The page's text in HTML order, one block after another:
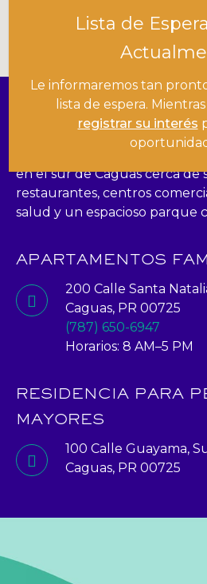
UBICACIÓN
en el sur de Caguas cerca de
restaurantes, centros
salud y un espacioso parque
APARTAMENTOS
200 Calle Santa
Caguas, PR 00725
(787) 650-6947
Horarios: 8 AM–5 PM
RESIDENCIA PARA
MAYORES
100 Calle Guayama,
Caguas, PR 00725
Lista de
Le informaremos tan
lista de espera.
registrar su interés